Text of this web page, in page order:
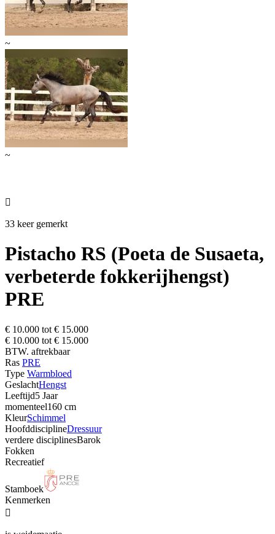
~
~

33 keer gemerkt
Pistacho RS (Poeta de Susaeta,
verbeterde fokkerijhengst)
PRE
€ 10.000 tot € 15.000
€ 10.000 tot € 15.000
BTW. aftrekbaar
Ras PRE
Type Warmbloed
GeslachtHengst
Leeftijd5 Jaar
momenteel160 cm
KleurSchimmel
HoofddisciplineDressuur
verdere disciplinesBarok
Fokken
Recreatief
Stamboek
Kenmerken
